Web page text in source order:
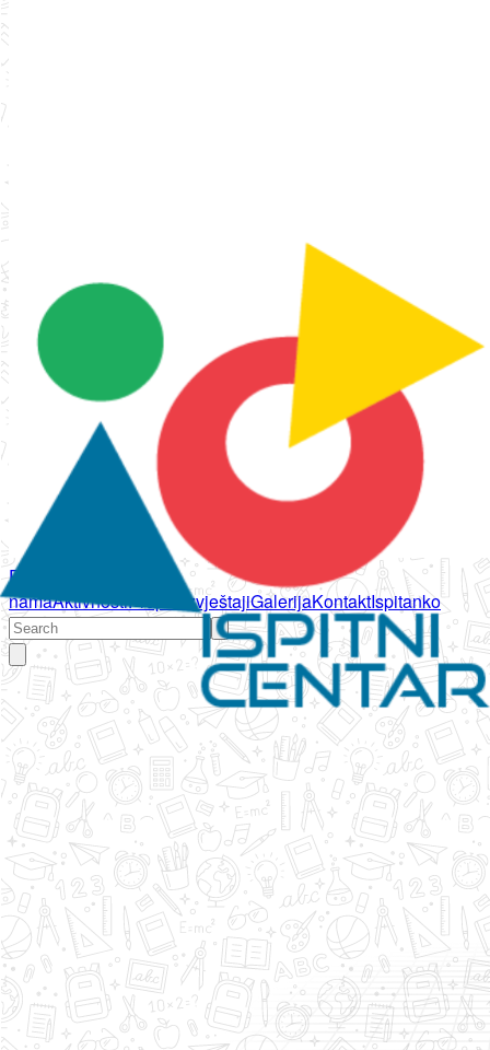
Početna
namaAktivnostiPropisi IzvještajiGalerijaKontaktIspitanko